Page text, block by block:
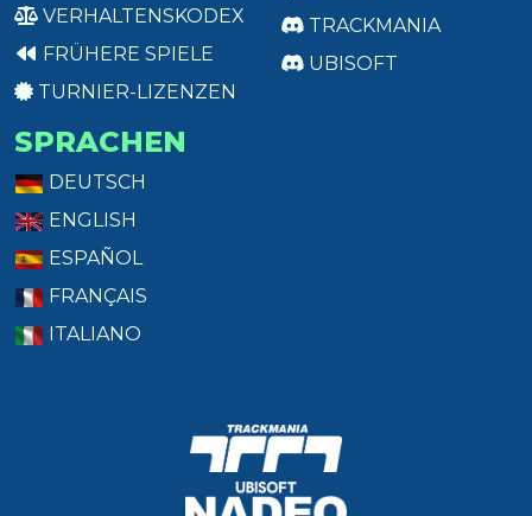
VERHALTENSKODEX
FRÜHERE SPIELE
TURNIER-LIZENZEN
TRACKMANIA
UBISOFT
SPRACHEN
DEUTSCH
ENGLISH
ESPAÑOL
FRANÇAIS
ITALIANO